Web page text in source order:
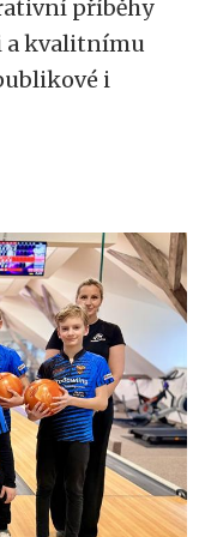
příběhy
a kvalitnímu
i